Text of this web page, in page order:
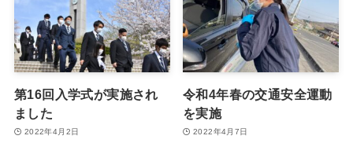
第16回入学式が実施され
ました
2022年4月2日
令和4年春の交通安全運動
を実施
2022年4月7日